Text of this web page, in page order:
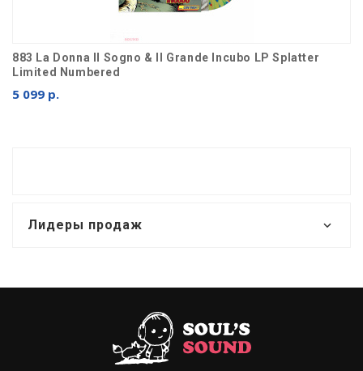
883 La Donna Il Sogno & Il Grande Incubo LP Splatter
Limited Numbered
5 099 р.
Лидеры продаж